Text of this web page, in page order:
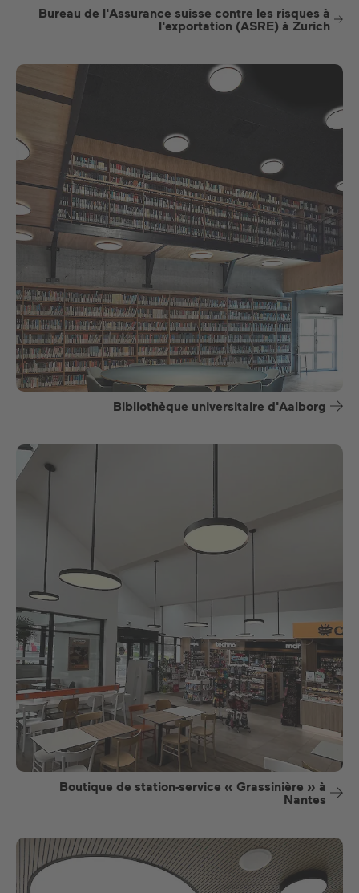
Bureau de l'Assurance suisse contre les risques à
l'exportation (ASRE) à Zurich
Bibliothèque universitaire d'Aalborg
Boutique de station-service « Grassinière » à
Nantes